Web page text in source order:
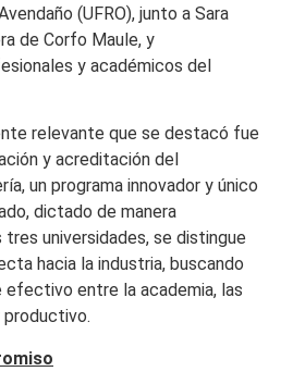
(UFRO), junto a Sara
de Corfo Maule, y
y académicos del
relevante que se destacó fue
y acreditación del
un programa innovador y único
dictado de manera
universidades, se distingue
hacia la industria, buscando
entre la academia, las